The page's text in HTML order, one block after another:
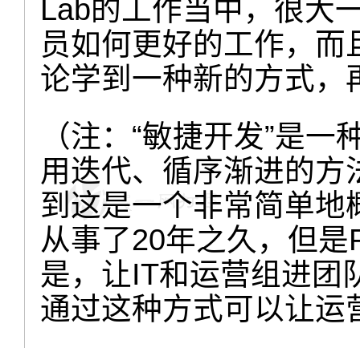
Lab的工作当中，很大
员如何更好的工作，而
论学到一种新的方式，
（注：“敏捷开发”是
用迭代、循序渐进的
到这是一个非常简单
从事了20年之久，但
是，让IT和运营组进团
通过这种方式可以让运